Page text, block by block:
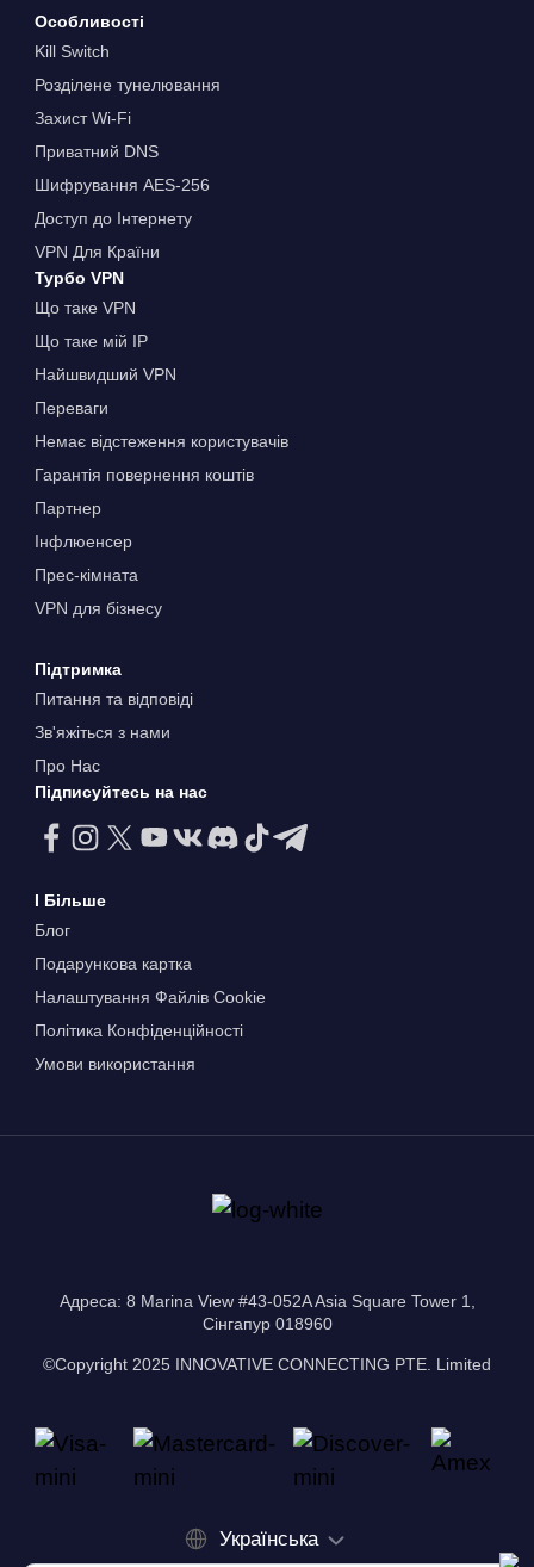
Особливості
Kill Switch
Розділене тунелювання
Захист Wi-Fi
Приватний DNS
Шифрування AES-256
Доступ до Інтернету
VPN Для Країни
Турбо VPN
Що таке VPN
Що таке мій IP
Найшвидший VPN
Переваги
Немає відстеження користувачів
Гарантія повернення коштів
Партнер
Інфлюенсер
Прес-кімната
VPN для бізнесу
Підтримка
Питання та відповіді
Зв'яжіться з нами
Про Нас
Підписуйтесь на нас
І Більше
Блог
Подарункова картка
Налаштування Файлів Сookie
Політика Конфіденційності
Умови використання
Адреса: 8 Marina View #43-052A Asia Square Tower 1,
Сінгапур 018960
©Copyright 2025 INNOVATIVE CONNECTING PTE. Limited
Українська